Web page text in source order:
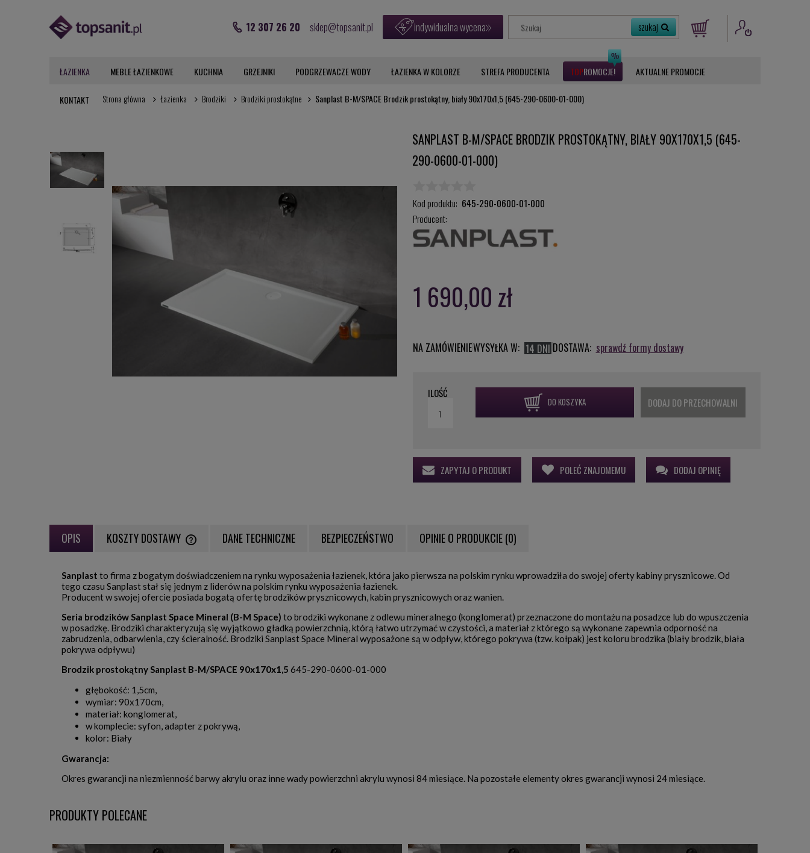
12 307 26 20 sklep@topsanit.pl indywidualna wycena
ŁAZIENKA MEBLE ŁAZIENKOWE KUCHNIA GRZEJNIKI PODGRZEWACZE WODY ŁAZIENKA W KOLORZE STREFA PRODUCENTA ROMOCJE AKTUALNE PROMOCJE
KONTAKT Strona główna Łazienka Brodziki Brodziki prostokątne Sanplast B-M/SPACE Brodzik prostokątny, biały 90x170x1,5 (645-290-0600-01-000)
SANPLAST B-M/SPACE BRODZIK PROSTOKĄTNY, BIAŁY 90X170X1,5 (645-
290-0600-01-000)
Kod produktu: 645-290-0600-01-000
Producent:
1 690,00 zł
NA ZAMÓWIENIEWYSYŁKA W: 14 DNIDOSTAWA: sprawdź formy dostawy
ILOŚĆ
DO KOSZYKA DODAJ DO PRZECHOWALNI
ZAPYTAJ O PRODUKT POLEĆ ZNAJOMEMU DODAJ OPINIĘ
OPIS KOSZTY DOSTAWY
CENA NIE ZAWIERA EWENTUALNYCH KOSZTÓW
PŁATNOŚCI
DANE TECHNICZNE BEZPIECZEŃSTWO OPINIE O PRODUKCIE (0)
Sanplast to firma z bogatym doświadczeniem na rynku wyposażenia łazienek, która jako pierwsza na polskim rynku wprowadziła do swojej oferty kabiny prysznicowe. Od
tego czasu Sanplast stał się jednym z liderów na polskim rynku wyposażenia łazienek.
Producent w swojej ofercie posiada bogatą ofertę brodzików prysznicowych, kabin prysznicowych oraz wanien.
Seria brodzików Sanplast Space Mineral (B-M Space) to brodziki wykonane z odlewu mineralnego (konglomerat) przeznaczone do montażu na posadzce lub do wpuszczenia
w posadzkę. Brodziki charakteryzują się wyjątkowo gładką powierzchnią, którą łatwo utrzymać w czystości, a materiał z którego są wykonane zapewnia odporność na
zabrudzenia, odbarwienia, czy ścieralność. Brodziki Sanplast Space Mineral wyposażone są w odpływ, którego pokrywa (tzw. kołpak) jest koloru brodzika (biały brodzik, biała
pokrywa odpływu)
Brodzik prostokątnySanplast B-M/SPACE 90x170x1,5 645-290-0600-01-000
głębokość: 1,5cm,
wymiar: 90x170cm,
materiał: konglomerat,
w komplecie: syfon, adapter z pokrywą,
kolor: Biały
Gwarancja:
Okres gwarancji na niezmienność barwy akrylu oraz inne wady powierzchni akrylu wynosi 84 miesiące. Na pozostałe elementy okres gwarancji wynosi 24 miesiące.
PRODUKTY POLECANE